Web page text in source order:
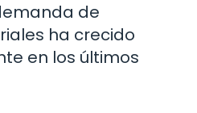
de
ha crecido
en los últimos